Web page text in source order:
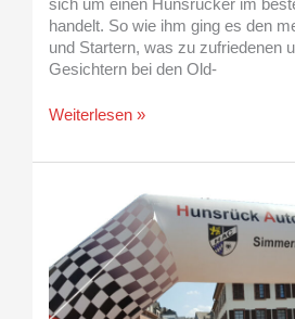
sich um einen Hunsrücker im
handelt. So wie ihm ging es den
und Startern, was zu zufriedenen
Gesichtern bei den Old-
Weiterlesen »
Schinderhannes
Classic